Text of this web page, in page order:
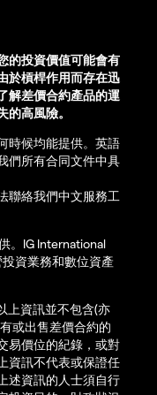
的投資價值可能會有
於槓桿作用而存在迅
解差價合約產品的運
高風險。
時候均能提供。英語
們所有合同文件中具
聯絡我們中文服務工
。IG International
資業務和數位資產
上資訊並不包含(亦
或出售差價合約的
易價位的紀錄，或對
資訊不代表或保證任
述資訊的人士須自行